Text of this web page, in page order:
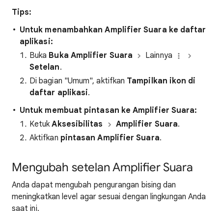
Tips:
Untuk menambahkan Amplifier Suara ke daftar
aplikasi:
Buka Buka Amplifier Suara
Lainnya
Setelan.
Di bagian "Umum", aktifkan Tampilkan ikon di
daftar aplikasi.
Untuk membuat pintasan ke Amplifier Suara:
KetukAksesibilitas Amplifier Suara.
Aktifkan pintasanAmplifier Suara.
Mengubah setelan Amplifier Suara
Anda dapat mengubah pengurangan bising dan
meningkatkan level agar sesuai dengan lingkungan Anda
saat ini.